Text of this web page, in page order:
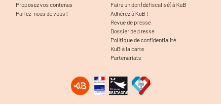
Proposez vos contenus
Parlez-nous de vous !
Faire un don (défiscalisé) à KuB
Adhérez à KuB !
Revue de presse
Dossier de presse
Politique de confidentialité
KuB à la carte
Partenariats